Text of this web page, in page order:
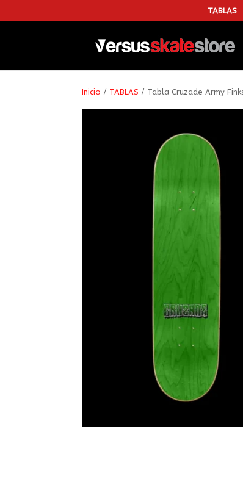
TABLAS
Inicio / TABLAS / Tabla Cruzade Army